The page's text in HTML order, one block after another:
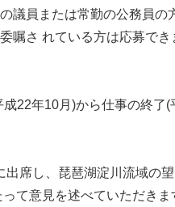
または常勤の公務員の方
さ れている方は応募でき
10月)から仕事の終了(
し、琵琶湖淀川流域の望
意見を述べていただきま